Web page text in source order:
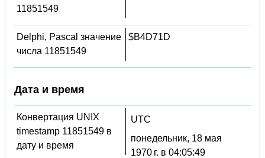
11851549
Delphi, Pascal значение
числа 11851549
$B4D71D
Дата и время
Конвертация UNIX
timestamp 11851549 в
дату и время
UTC
понедельник, 18 мая
1970 г. в 04:05:49